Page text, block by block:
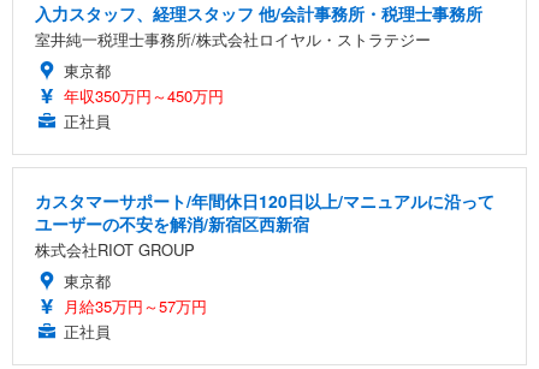
入力スタッフ、経理スタッフ 他/会計事務所・税理士事務所
室井純一税理士事務所/株式会社ロイヤル・ストラテジー
東京都
年収350万円～450万円
正社員
カスタマーサポート/年間休日120日以上/マニュアルに沿って
ユーザーの不安を解消/新宿区西新宿
株式会社RIOT GROUP
東京都
月給35万円～57万円
正社員